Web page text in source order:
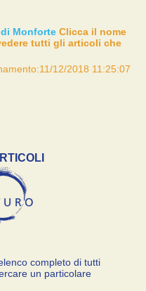
Monforte Clicca il nome
tutti gli articoli che
12/2018 11:25:07
completo di tutti
un particolare